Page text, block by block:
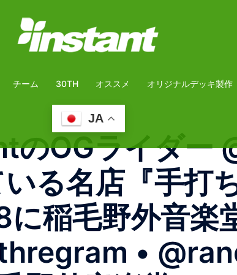
チーム 30TH オススメ オリジナルデッキ製作
JA
のOGライダー
る名店『手打
稲毛野外音楽
•